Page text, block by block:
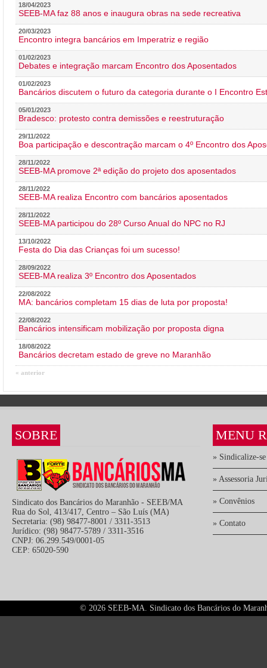
18/04/2023
SEEB-MA faz 88 anos e inaugura obras na sede recreativa
20/03/2023
Encontro integra bancários em Imperatriz e região
01/02/2023
Debates e integração marcam Encontro dos Aposentados
01/02/2023
Bancários discutem o futuro da categoria durante o I Encontro
05/01/2023
Bradesco: protesto contra demissões e reestruturação
29/11/2022
Boa participação e descontração marcam o 4º Encontro dos
28/11/2022
SEEB-MA promove 2ª edição do projeto dos aposentados
28/11/2022
SEEB-MA realiza Encontro com bancários aposentados
28/11/2022
SEEB-MA participou do 28º Curso Anual do NPC no RJ
13/10/2022
Festa do Dia das Crianças foi um sucesso!
28/09/2022
SEEB-MA realiza 3º Encontro dos Aposentados
22/08/2022
MA: bancários completam 15 dias de luta por proposta!
22/08/2022
Bancários intensificam mobilização por proposta digna
18/08/2022
Bancários decretam estado de greve no Maranhão
« anterior
SOBRE
Sindicato dos Bancários do Maranhão - SEEB/MA
Rua do Sol, 413/417, Centro – São Luís (MA)
Secretaria: (98) 98477-8001 / 3311-3513
Jurídico: (98) 98477-5789 / 3311-3516
CNPJ: 06.299.549/0001-05
CEP: 65020-590
MENU
» Sindicalize-se
» Assessoria
» Convênios
» Contato
© 2026 SEEB-MA. Sindicato dos Bancários do